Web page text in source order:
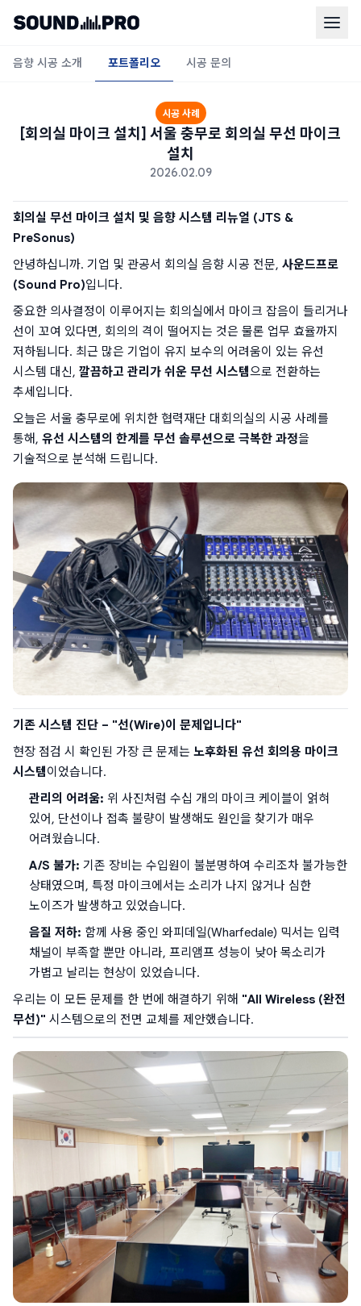
음향 시공 소개 포트폴리오 시공 문의
시공 사례
[회의실 마이크 설치] 서울 충무로 회의실 무선 마이크
설치
2026.02.09
회의실 무선 마이크 설치 및 음향 시스템 리뉴얼 (JTS &
PreSonus)
안녕하십니까. 기업 및 관공서 회의실 음향 시공 전문, 사운드프로
(Sound Pro)입니다.
중요한 의사결정이 이루어지는 회의실에서 마이크 잡음이 들리거나
선이 꼬여 있다면, 회의의 격이 떨어지는 것은 물론 업무 효율까지
저하됩니다. 최근 많은 기업이 유지 보수의 어려움이 있는 유선
시스템 대신, 깔끔하고 관리가 쉬운 무선 시스템으로 전환하는
추세입니다.
오늘은 서울 충무로에 위치한 협력재단 대회의실의 시공 사례를
통해, 유선 시스템의 한계를 무선 솔루션으로 극복한 과정을
기술적으로 분석해 드립니다.
기존 시스템 진단 – "선(Wire)이 문제입니다"
현장 점검 시 확인된 가장 큰 문제는 노후화된 유선 회의용 마이크
시스템이었습니다.
관리의 어려움: 위 사진처럼 수십 개의 마이크 케이블이 얽혀
있어, 단선이나 접촉 불량이 발생해도 원인을 찾기가 매우
어려웠습니다.
A/S 불가: 기존 장비는 수입원이 불분명하여 수리조차 불가능한
상태였으며, 특정 마이크에서는 소리가 나지 않거나 심한
노이즈가 발생하고 있었습니다.
음질 저하: 함께 사용 중인 와피데일(Wharfedale) 믹서는 입력
채널이 부족할 뿐만 아니라, 프리앰프 성능이 낮아 목소리가
가볍고 날리는 현상이 있었습니다.
우리는 이 모든 문제를 한 번에 해결하기 위해 "All Wireless (완전
무선)" 시스템으로의 전면 교체를 제안했습니다.